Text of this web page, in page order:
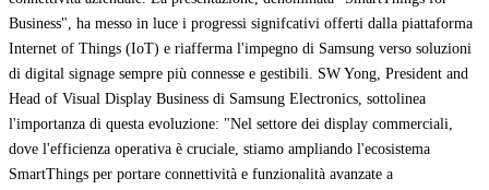
Business", ha messo in luce i progressi signifcativi offerti dalla piattaforma
Internet of Things (IoT) e riafferma l'impegno di Samsung verso soluzioni
di digital signage sempre più connesse e gestibili. SW Yong, President and
Head of Visual Display Business di Samsung Electronics, sottolinea
l'importanza di questa evoluzione: "Nel settore dei display commerciali,
dove l'efficienza operativa è cruciale, stiamo ampliando l'ecosistema
SmartThings per portare connettività e funzionalità avanzate a